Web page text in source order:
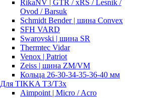
RikaNV | GTR / xRS / Lesnik /
Ovod / Barsuk
Schmidt Bender | шина Convex
SFH VARD
Swarovski | шина SR
Thermtec Vidar
Venox | Patriot
Zeiss | шина ZM/VM
Кольца 26-30-34-35-36-40 мм
Для TIKKA T3/T3x
Aimpoint | Micro / Acro